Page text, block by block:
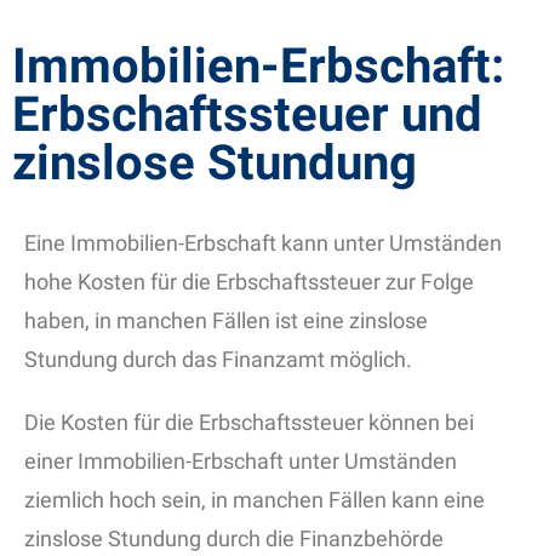
Immobilien-Erbschaft:
Erbschaftssteuer und
zinslose Stundung
Eine Immobilien-Erbschaft kann unter Umständen
hohe Kosten für die Erbschaftssteuer zur Folge
haben, in manchen Fällen ist eine zinslose
Stundung durch das Finanzamt möglich.
Die Kosten für die Erbschaftssteuer können bei
einer Immobilien-Erbschaft unter Umständen
ziemlich hoch sein, in manchen Fällen kann eine
zinslose Stundung durch die Finanzbehörde